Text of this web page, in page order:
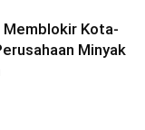
Memblokir Kota-
Minyak